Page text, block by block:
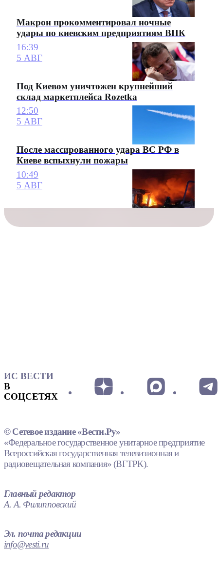
Макрон прокомментировал ночные
удары по киевским предприятиям ВПК
16:39
5 АВГ
Под Киевом уничтожен крупнейший
склад маркетплейса Rozetka
12:50
5 АВГ
После массированного удара ВС РФ в
Киеве вспыхнули пожары
10:49
5 АВГ
ИС ВЕСТИ
В
СОЦСЕТЯХ
© Сетевое издание «Вести.Ру»
«Федеральное государственное унитарное предприятие
Всероссийская государственная телевизионная и
радиовещательная компания» (ВГТРК).
Главный редактор
А. А. Филипповский
Эл. почта редакции
info@vesti.ru